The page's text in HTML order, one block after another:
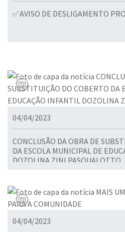
✅AVISO DE DESLIGAMENTO
04/04/2023
CONCLUSÃO DA OBRA DE
DA ESCOLA MUNICIPAL DE
DOZOLINA ZINI PASQUALOTTO
04/04/2023